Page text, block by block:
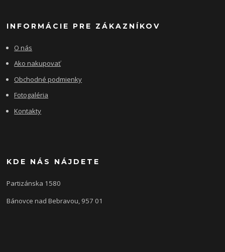
INFORMÁCIE PRE ZÁKAZNÍKOV
O nás
Ako nakupovať
Obchodné podmienky
Fotogaléria
Kontakty
KDE NÁS NÁJDETE
Partizánska 1580
Bánovce nad Bebravou, 957 01